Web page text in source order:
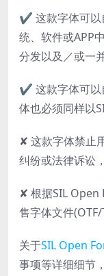
✔ 这款字体可以
统、软件或APP
分发以及／或一
✔ 这款字体可以
体也必须同样以
✘ 这款字体禁止
纠纷或法律诉讼
✘ 根据SIL Open
售字体文件(OTF/
关于SIL Open
事项等详细细节